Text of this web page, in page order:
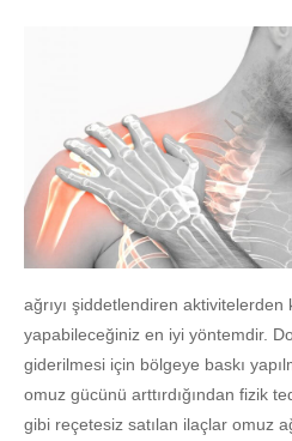
ağrıyı şiddetlendiren aktivitelerden
yapabileceğiniz en iyi yöntemdir.
giderilmesi için bölgeye baskı
omuz gücünü arttırdığından fizik
gibi reçetesiz satılan ilaçlar omuz